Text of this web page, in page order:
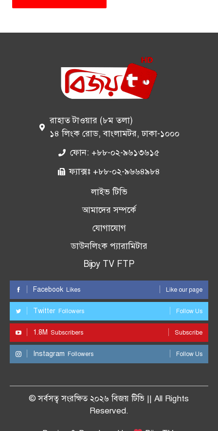
রাহাত টাওয়ার (৮ম তলা)
১৪ লিংক রোড, বাংলামটর, ঢাকা-১০০০
ফোন: +৮৮-০২-৯৬১৩৬১৫
ফ্যাক্সঃ +৮৮-০২-৯৬৬৪৯৮৪
লাইভ টিভি
আমাদের সম্পর্কে
যোগাযোগ
ডাউনলিংক প্যারামিটার
Bijoy TV FTP
Facebook Likes Like our page
Twitter Followers Follow Us
1.8M Subscribers Subscribe
Instagram Followers Follow Us
© সর্বসত্ব সংরক্ষিত ২০২৬ বিজয় টিভি || All Rights
Reserved.